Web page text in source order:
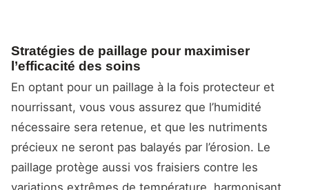
Stratégies de paillage pour maximiser
l’efficacité des soins
En optant pour un paillage à la fois protecteur et
nourrissant, vous vous assurez que l’humidité
nécessaire sera retenue, et que les nutriments
précieux ne seront pas balayés par l’érosion. Le
paillage protège aussi vos fraisiers contre les